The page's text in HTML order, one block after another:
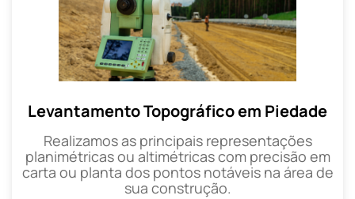
Levantamento Topográfico em Piedade
Realizamos as principais representações
planimétricas ou altimétricas com precisão em
carta ou planta dos pontos notáveis na área de
sua construção.